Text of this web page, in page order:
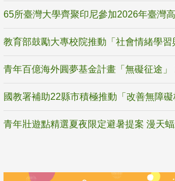
65所臺灣大學齊聚印尼參加2026年臺灣